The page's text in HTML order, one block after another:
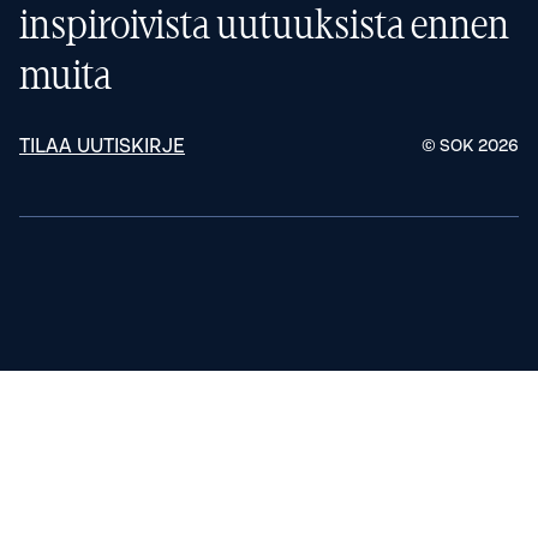
inspiroivista uutuuksista ennen
muita
TILAA UUTISKIRJE © SOK 2026